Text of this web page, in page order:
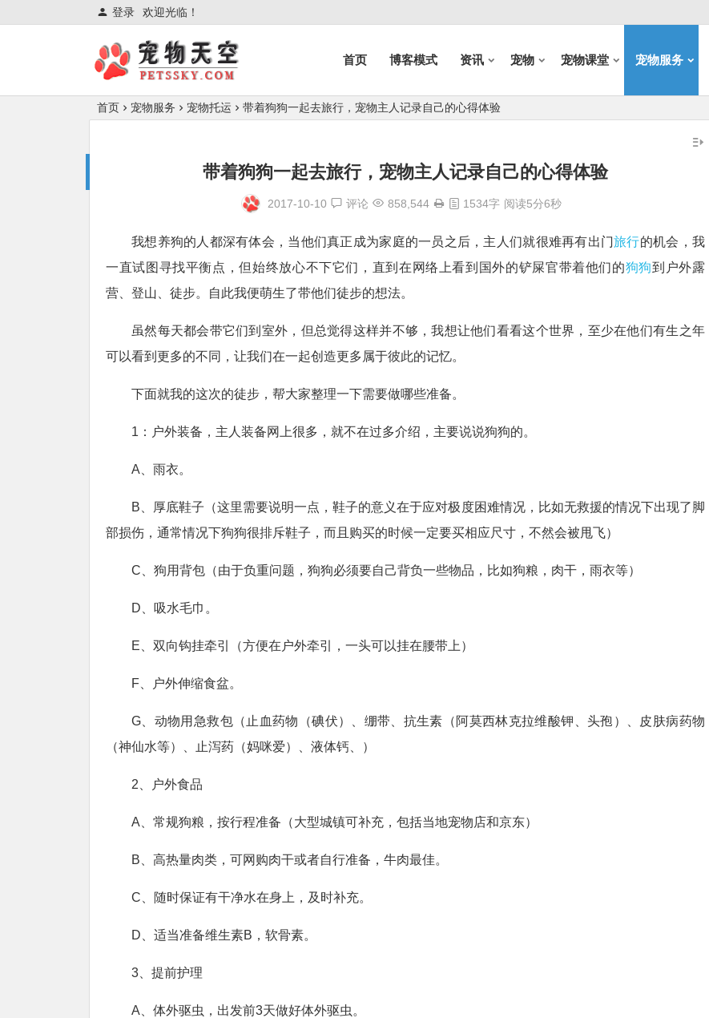
欢迎光临！
登录
首页 博客模式 资讯 宠物 宠物课堂 宠物服务
首页 宠物服务 宠物托运 带着狗狗一起去旅行，宠物主人记录自己的心得体验
带着狗狗一起去旅行，宠物主人记录自己的心得体验
2017-10-10 评论 858,544 1534字 阅读5分6秒
我想养狗的人都深有体会，当他们真正成为家庭的一员之后，主人们就很难再有出门旅行的机会，我
一直试图寻找平衡点，但始终放心不下它们，直到在网络上看到国外的铲屎官带着他们的狗狗到户外露
营、登山、徒步。自此我便萌生了带他们徒步的想法。
虽然每天都会带它们到室外，但总觉得这样并不够，我想让他们看看这个世界，至少在他们有生之年
可以看到更多的不同，让我们在一起创造更多属于彼此的记忆。
下面就我的这次的徒步，帮大家整理一下需要做哪些准备。
1：户外装备，主人装备网上很多，就不在过多介绍，主要说说狗狗的。
A、雨衣。
B、厚底鞋子（这里需要说明一点，鞋子的意义在于应对极度困难情况，比如无救援的情况下出现了脚
部损伤，通常情况下狗狗很排斥鞋子，而且购买的时候一定要买相应尺寸，不然会被甩飞）
C、狗用背包（由于负重问题，狗狗必须要自己背负一些物品，比如狗粮，肉干，雨衣等）
D、吸水毛巾。
E、双向钩挂牵引（方便在户外牵引，一头可以挂在腰带上）
F、户外伸缩食盆。
G、动物用急救包（止血药物（碘伏）、绷带、抗生素（阿莫西林克拉维酸钾、头孢）、皮肤病药物
（神仙水等）、止泻药（妈咪爱）、液体钙、）
2、户外食品
A、常规狗粮，按行程准备（大型城镇可补充，包括当地宠物店和京东）
B、高热量肉类，可网购肉干或者自行准备，牛肉最佳。
C、随时保证有干净水在身上，及时补充。
D、适当准备维生素B，软骨素。
3、提前护理
A、体外驱虫，出发前3天做好体外驱虫。